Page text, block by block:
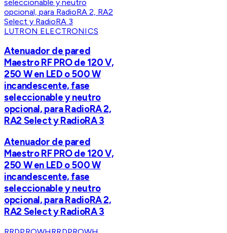
LUTRON ELECTRONICS
Atenuador de pared
Maestro RF PRO de 120 V,
250 W en LED o 500 W
incandescente, fase
seleccionable y neutro
opcional, para RadioRA 2,
RA2 Select y RadioRA 3
Atenuador de pared
Maestro RF PRO de 120 V,
250 W en LED o 500 W
incandescente, fase
seleccionable y neutro
opcional, para RadioRA 2,
RA2 Select y RadioRA 3